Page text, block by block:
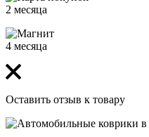
2 месяца
4 месяца
Оставить отзыв к товару